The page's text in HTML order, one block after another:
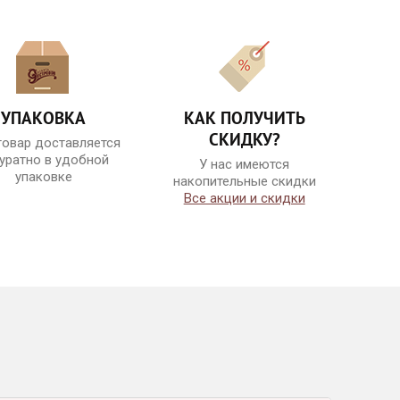
УПАКОВКА
доставляется
в удобной
упаковке
КАК ПОЛУЧИТЬ
СКИДКУ?
У нас имеются
накопительные скидки
Все акции и скидки